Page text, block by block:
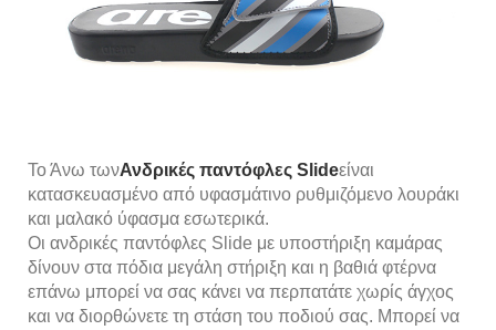
Το Άνω τωνΑνδρικές παντόφλες Slideείναι
κατασκευασμένο από υφασμάτινο ρυθμιζόμενο λουράκι
και μαλακό ύφασμα εσωτερικά.
Οι ανδρικές παντόφλες Slide με υποστήριξη καμάρας
δίνουν στα πόδια μεγάλη στήριξη και η βαθιά φτέρνα
επάνω μπορεί να σας κάνει να περπατάτε χωρίς άγχος
και να διορθώνετε τη στάση του ποδιού σας. Μπορεί να